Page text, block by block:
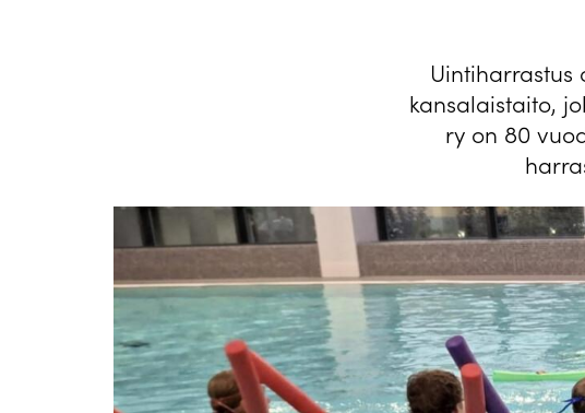
kansalaistaito,
ry on 80